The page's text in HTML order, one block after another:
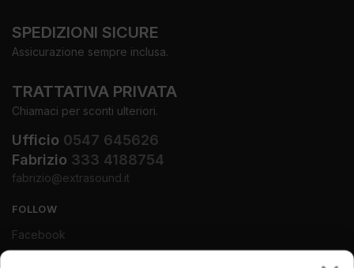
SPEDIZIONI SICURE
Assicurazione sempre inclusa.
TRATTATIVA PRIVATA
Chiamaci per sconti ulteriori.
Ufficio 0547 645626
Fabrizio 333 4188754
fabrizio@extrasound.it
FOLLOW
Facebook
Instagram